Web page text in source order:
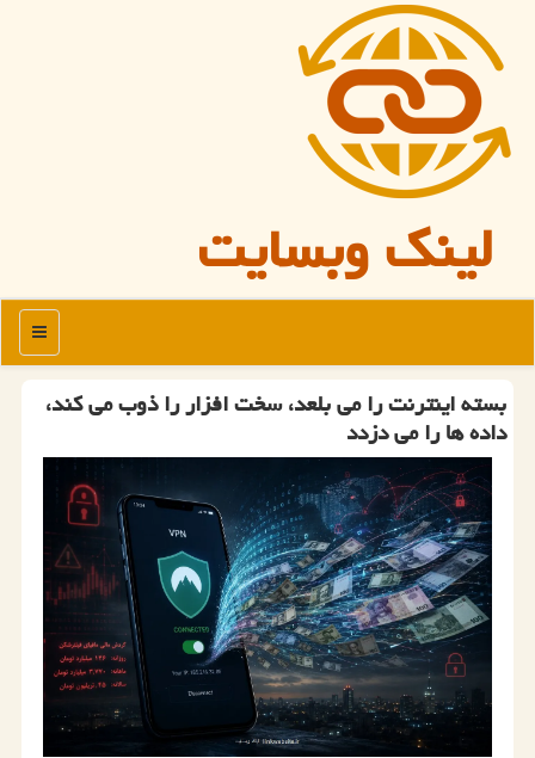
لینک وبسایت
منو
بسته اینترنت را می بلعد، سخت افزار را ذوب می کند،
داده ها را می دزدد